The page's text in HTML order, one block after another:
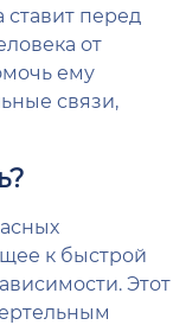
ставит перед
от
ему
связи,
к быстрой
Этот